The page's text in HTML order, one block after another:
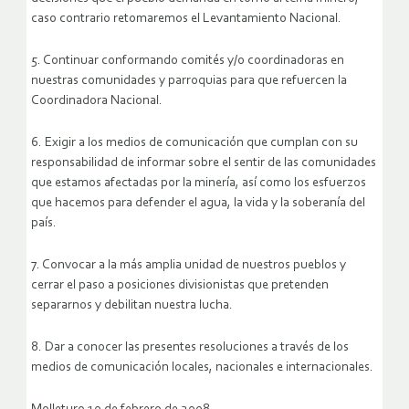
caso contrario retomaremos el Levantamiento Nacional.
5. Continuar conformando comités y/o coordinadoras en
nuestras comunidades y parroquias para que refuercen la
Coordinadora Nacional.
6. Exigir a los medios de comunicación que cumplan con su
responsabilidad de informar sobre el sentir de las comunidades
que estamos afectadas por la minería, así como los esfuerzos
que hacemos para defender el agua, la vida y la soberanía del
país.
7. Convocar a la más amplia unidad de nuestros pueblos y
cerrar el paso a posiciones divisionistas que pretenden
separarnos y debilitan nuestra lucha.
8. Dar a conocer las presentes resoluciones a través de los
medios de comunicación locales, nacionales e internacionales.